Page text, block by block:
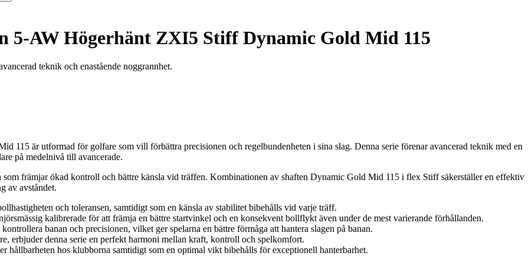
5-AW Högerhänt ZXI5 Stiff Dynamic Gold Mid 115
teknik och enastående noggrannhet.
är utformad för golfare som vill förbättra precisionen och regelbundenheten i sina slag. Denna serie förenar avancerad teknik med en
på medelnivå till avancerade.
främjar ökad kontroll och bättre känsla vid träffen. Kombinationen av shaften Dynamic Gold Mid 115 i flex Stiff säkerställer en effektiv
av avståndet.
och toleransen, samtidigt som en känsla av stabilitet bibehålls vid varje träff.
kalibrerade för att främja en bättre startvinkel och en konsekvent bollflykt även under de mest varierande förhållanden.
banan och precisionen, vilket ger spelarna en bättre förmåga att hantera slagen på banan.
erbjuder denna serie en perfekt harmoni mellan kraft, kontroll och spelkomfort.
hållbarheten hos klubborna samtidigt som en optimal vikt bibehålls för exceptionell hanterbarhet.